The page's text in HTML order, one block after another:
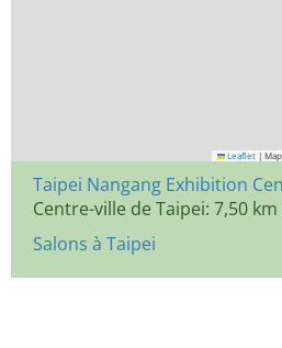
Leaflet |
Taipei Nangang Exhibition
Centre-ville de Taipei: 7,50
Salons à Taipei